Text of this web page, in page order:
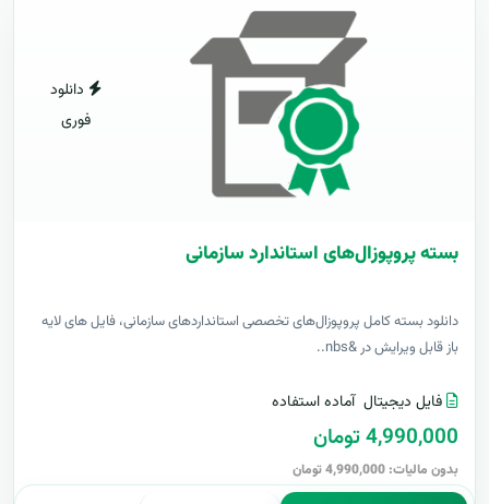
دانلود
فوری
بسته پروپوزال‌های استاندارد سازمانی
دانلود بسته کامل پروپوزال‌های تخصصی استانداردهای سازمانی، فایل های لایه
باز قابل ویرایش در &nbs..
فایل دیجیتال آماده استفاده
4,990,000 تومان
بدون مالیات: 4,990,000 تومان